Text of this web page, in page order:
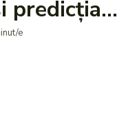
predicția…
e